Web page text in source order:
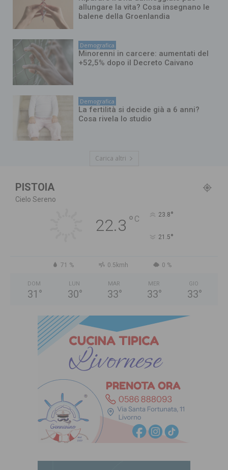
allungare la vita? Cosa insegnano le
balene della Groenlandia
Demografica
Minorenni in carcere: aumentati del
+52,5% dopo il Decreto Caivano
Demografica
La fertilità si decide già a 6 anni?
Cosa rivela lo studio
Carica altri
PISTOIA
Cielo Sereno
22.3 ° C 23.8°
21.5°
71 % 0.5kmh 0 %
DOM
31 °
LUN
30°
MAR
33°
MER
33°
GIO
33°